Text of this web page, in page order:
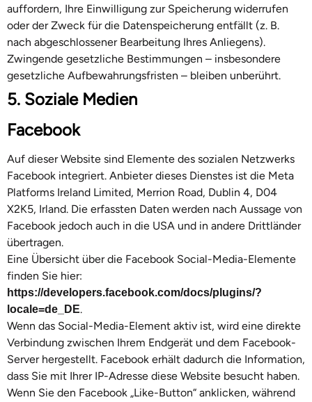
auffordern, Ihre Einwilligung zur Speicherung widerrufen
oder der Zweck für die Datenspeicherung entfällt (z. B.
nach abgeschlossener Bearbeitung Ihres Anliegens).
Zwingende gesetzliche Bestimmungen – insbesondere
gesetzliche Aufbewahrungsfristen – bleiben unberührt.
5. Soziale Medien
Facebook
Auf dieser Website sind Elemente des sozialen Netzwerks
Facebook integriert. Anbieter dieses Dienstes ist die Meta
Platforms Ireland Limited, Merrion Road, Dublin 4, D04
X2K5, Irland. Die erfassten Daten werden nach Aussage von
Facebook jedoch auch in die USA und in andere Drittländer
übertragen.
Eine Übersicht über die Facebook Social-Media-Elemente
finden Sie hier:
https://developers.facebook.com/docs/plugins/?
locale=de_DE.
Wenn das Social-Media-Element aktiv ist, wird eine direkte
Verbindung zwischen Ihrem Endgerät und dem Facebook-
Server hergestellt. Facebook erhält dadurch die Information,
dass Sie mit Ihrer IP-Adresse diese Website besucht haben.
Wenn Sie den Facebook „Like-Button“ anklicken, während